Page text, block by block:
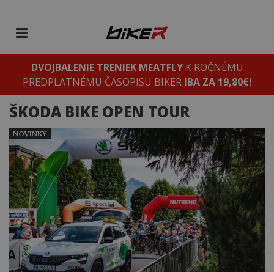
DVOJBALENIE TRENIEK MEATFLYK ROČNÉMU
PREDPLATNÉMU ČASOPISU BIKER IBA ZA 19,80€!
ŠKODA BIKE OPEN TOUR
NOVINKY